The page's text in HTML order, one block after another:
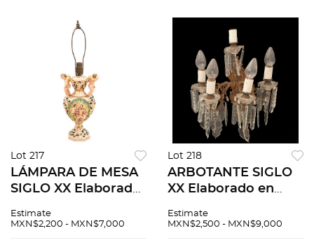
Lot 217
LÁMPARA DE MESA
SIGLO XX Elaborada
policromada
Estimate
MXN$2,200 - MXN$7,000
Lot 218
ARBOTANTE SIGLO
XX Elaborado en
vidrio facetado
Estimate
MXN$2,500 - MXN$9,000